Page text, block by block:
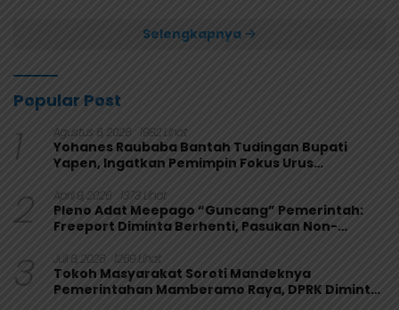
Selengkapnya
Popular Post
1 Agustus 6, 2026 1982 Lihat
Yohanes Raubaba Bantah Tudingan Bupati
Yapen, Ingatkan Pemimpin Fokus Urus
2 April 9, 2026 1373 Lihat
Pleno Adat Meepago “Guncang” Pemerintah:
Freeport Diminta Berhenti, Pasukan Non-
3 Juli 6, 2026 1269 Lihat
Tokoh Masyarakat Soroti Mandeknya
Pemerintahan Mamberamo Raya, DPRK Diminta